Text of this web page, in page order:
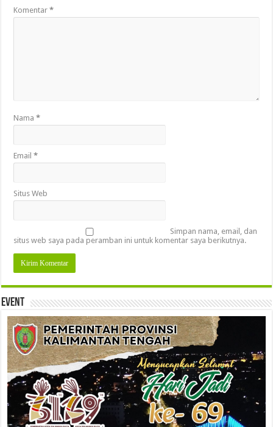
Komentar*
Nama*
Email*
Situs Web
Simpan nama, email, dan
situs web saya pada peramban ini untuk komentar saya berikutnya.
Event